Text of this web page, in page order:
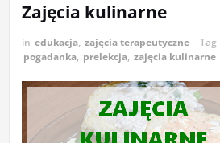
Zajęcia kulinarne
in edukacja, zajęcia terapeutyczne Tag
pogadanka, prelekcja, zajęcia kulinarne